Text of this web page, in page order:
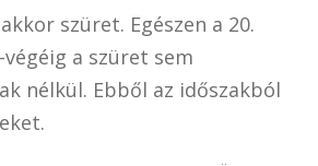
szüret. Egészen a 20.
a szüret sem
nélkül. Ebből az időszakból